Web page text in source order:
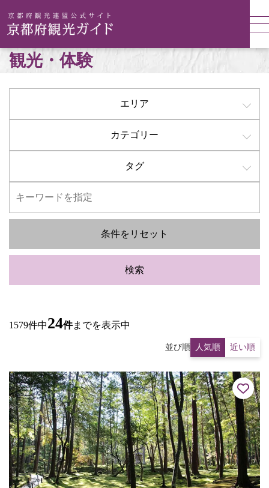
観光・体験
エリア
カテゴリー
タグ
条件をリセット
検索
1579件中24件までを表示中
並び順 人気順 近い順